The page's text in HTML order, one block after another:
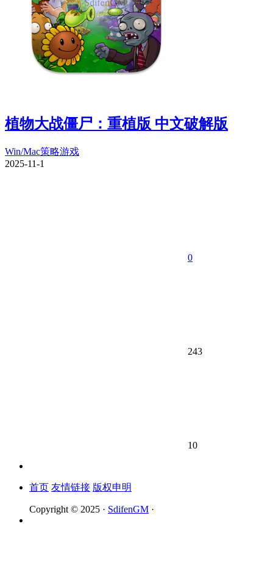
植物大战僵尸：重植版 中文破解版
Win/Mac策略游戏
2025-11-1
0
243
10
首页 友情链接 版权申明
Copyright © 2025 · SdifenGM ·